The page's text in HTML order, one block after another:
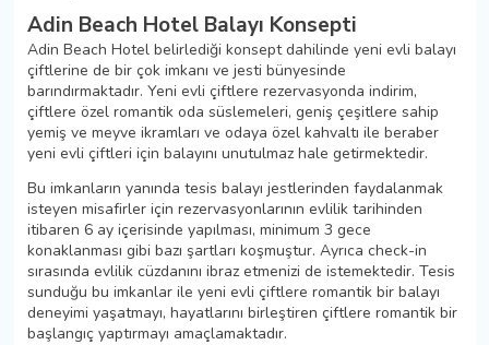
Adin Beach Hotel Balayı Konsepti
Adin Beach Hotel belirlediği konsept dahilinde yeni evli balayı
çiftlerine de bir çok imkanı ve jesti bünyesinde
barındırmaktadır. Yeni evli çiftlere rezervasyonda indirim,
çiftlere özel romantik oda süslemeleri, geniş çeşitlere sahip
yemiş ve meyve ikramları ve odaya özel kahvaltı ile beraber
yeni evli çiftleri için balayını unutulmaz hale getirmektedir.
Bu imkanların yanında tesis balayı jestlerinden faydalanmak
isteyen misafirler için rezervasyonlarının evlilik tarihinden
itibaren 6 ay içerisinde yapılması, minimum 3 gece
konaklanması gibi bazı şartları koşmuştur. Ayrıca check-in
sırasında evlilik cüzdanını ibraz etmenizi de istemektedir. Tesis
sunduğu bu imkanlar ile yeni evli çiftlere romantik bir balayı
deneyimi yaşatmayı, hayatlarını birleştiren çiftlere romantik bir
başlangıç yaptırmayı amaçlamaktadır.